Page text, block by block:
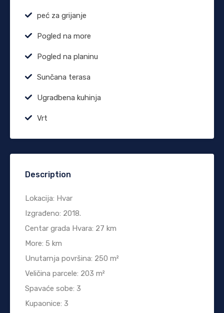
peć za grijanje
Pogled na more
Pogled na planinu
Sunčana terasa
Ugradbena kuhinja
Vrt
Description
Lokacija: Hvar
Izgrađeno: 2018.
Centar grada Hvara: 27 km
More: 5 km
Unutarnja površina: 250 m²
Veličina parcele: 203 m²
Spavaće sobe: 3
Kupaonice: 3